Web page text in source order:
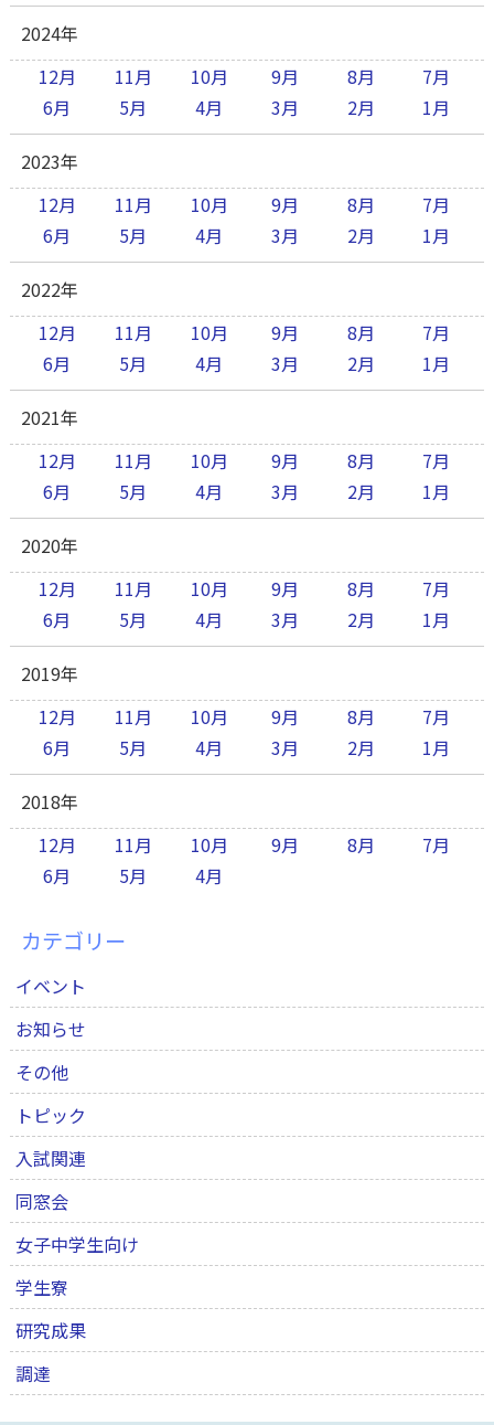
2024年
12月
11月 10月 9月 8月
7月
6月
5月 4月 3月 2月 1月
2023年
12月
11月 10月 9月 8月
7月
6月
5月 4月 3月 2月 1月
2022年
12月
11月 10月 9月 8月
7月
6月
5月 4月 3月 2月 1月
2021年
12月
11月 10月 9月 8月
7月
6月
5月 4月 3月 2月 1月
2020年
12月
11月 10月 9月 8月
7月
6月
5月 4月 3月 2月 1月
2019年
12月
11月 10月 9月 8月
7月
6月
5月 4月 3月 2月 1月
2018年
12月
11月 10月 9月 8月
7月
6月
5月 4月
カテゴリー
イベント
お知らせ
その他
トピック
入試関連
同窓会
女子中学生向け
学生寮
研究成果
調達